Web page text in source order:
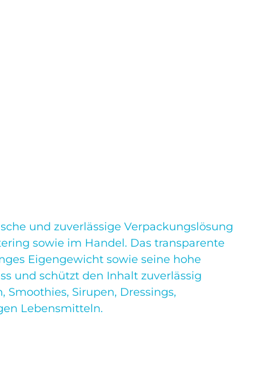
und zuverlässige Verpackungslösung
sowie im Handel. Das transparente
Eigengewicht sowie seine hohe
und schützt den Inhalt zuverlässig
Sirupen, Dressings,
Lebensmitteln.